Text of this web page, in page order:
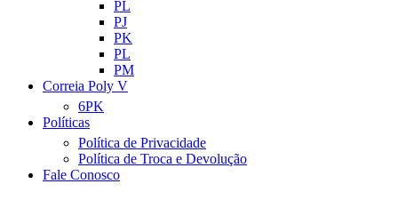
PL
PJ
PK
PL
PM
Correia Poly V
6PK
Políticas
Política de Privacidade
Política de Troca e Devolução
Fale Conosco